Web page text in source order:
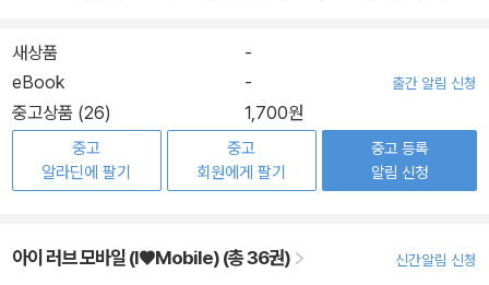
새상품
-
eBook
- 출간 알림 신청
중고상품 (26) 1,700원
중고
알라딘에 팔기
중고
회원에게 팔기
중고 등록
알림 신청
아이 러브 모바일 (I♥Mobile) (총 36권) 신간알림 신청